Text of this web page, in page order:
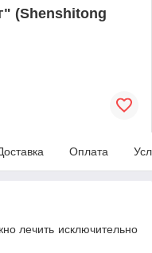
(Shenshitong
Оплата
лечить исключительно